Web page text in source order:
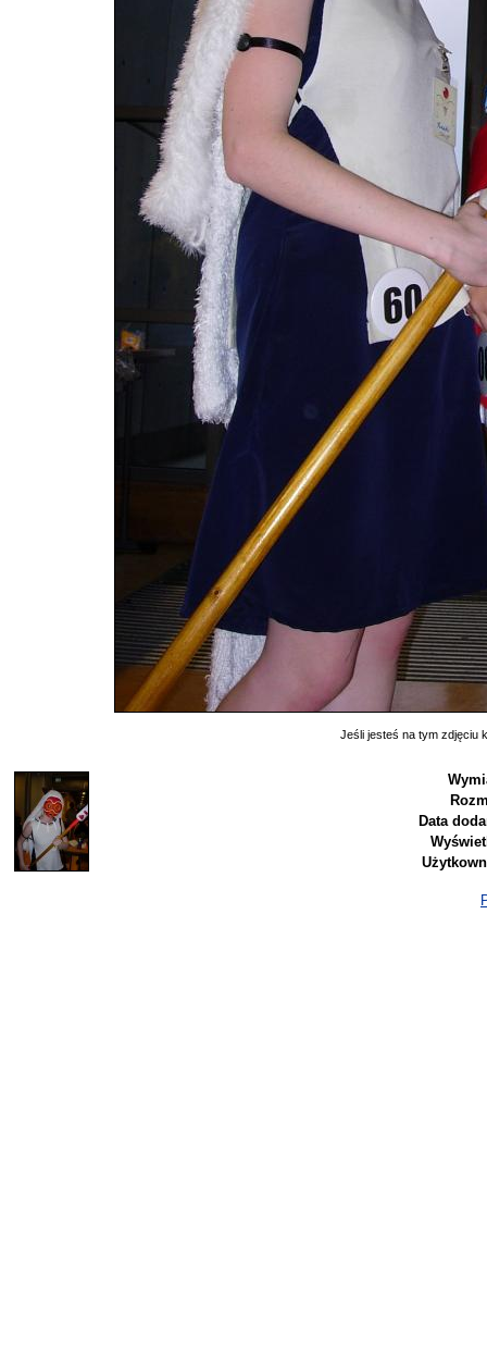
Jeśli jesteś na tym zdjęciu
Data